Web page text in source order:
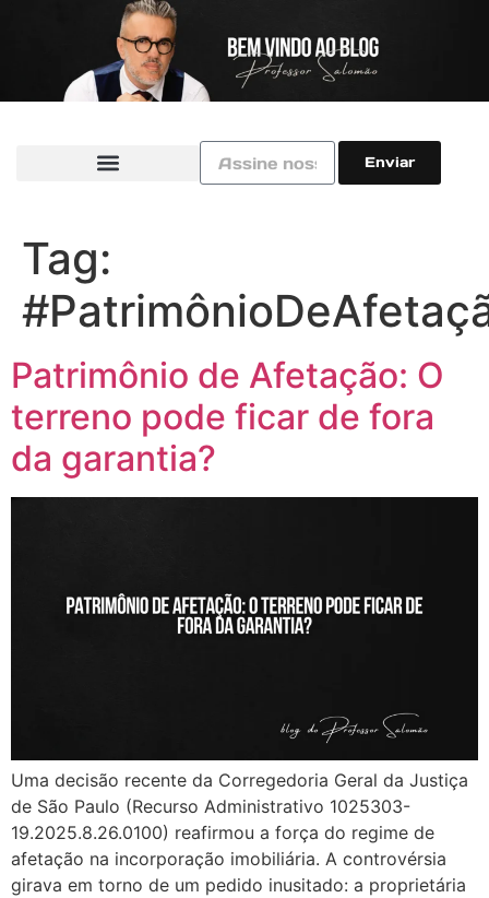
Enviar
Tag:
Patrimônio de Afetação: O
terreno pode ficar de fora
da garantia?
Uma decisão recente da Corregedoria Geral da Justiça
de São Paulo (Recurso Administrativo 1025303-
19.2025.8.26.0100) reafirmou a força do regime de
afetação na incorporação imobiliária. A controvérsia
girava em torno de um pedido inusitado: a proprietária